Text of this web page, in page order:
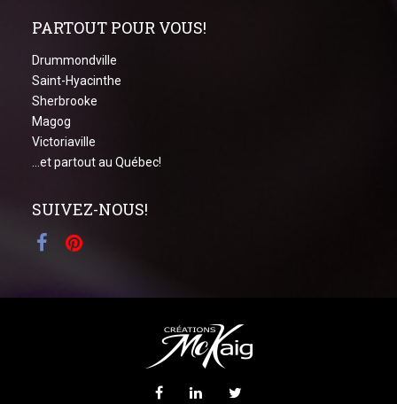
PARTOUT POUR VOUS!
Drummondville
Saint-Hyacinthe
Sherbrooke
Magog
Victoriaville
...et partout au Québec!
SUIVEZ-NOUS!